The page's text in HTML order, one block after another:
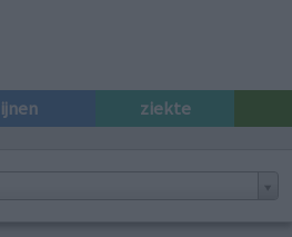
ziekte